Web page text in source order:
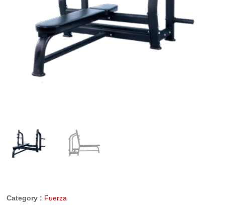
Category : Fuerza